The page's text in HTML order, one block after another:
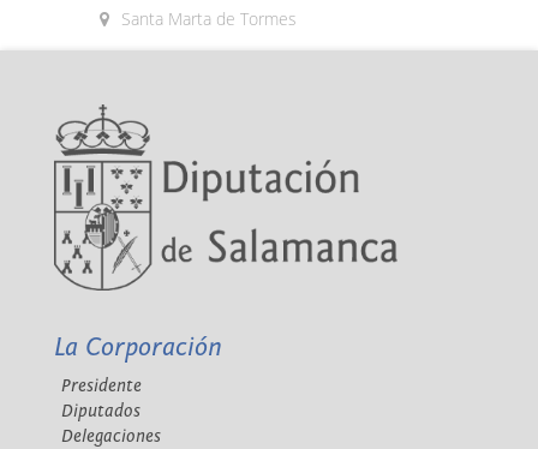
Santa Marta de Tormes
La Corporación
Presidente
Diputados
Delegaciones